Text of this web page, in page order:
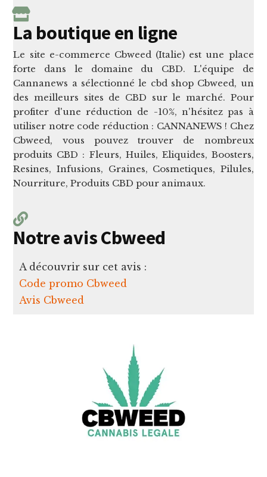
La boutique en ligne
Le site e-commerce Cbweed (Italie) est une place
forte dans le domaine du CBD. L'équipe de
Cannanews a sélectionné le cbd shop Cbweed, un
des meilleurs sites de CBD sur le marché. Pour
profiter d'une réduction de -10%, n'hésitez pas à
utiliser notre code réduction : CANNANEWS ! Chez
Cbweed, vous pouvez trouver de nombreux
produits CBD : Fleurs, Huiles, Eliquides, Boosters,
Resines, Infusions, Graines, Cosmetiques, Pilules,
Nourriture, Produits CBD pour animaux.
Notre avis Cbweed
A découvrir sur cet avis :
Code promo Cbweed
Avis Cbweed